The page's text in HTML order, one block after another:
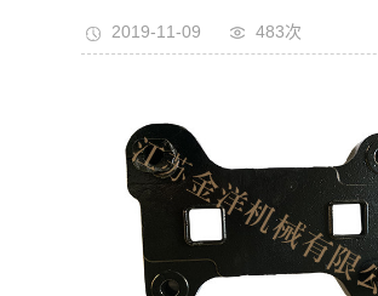
2019-11-09 483次